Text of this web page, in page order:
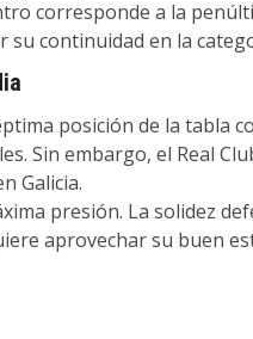
corresponde a la
su continuidad en la
posición de la tabla
Sin embargo, el Real
Galicia.
presión. La solidez
aprovechar su buen